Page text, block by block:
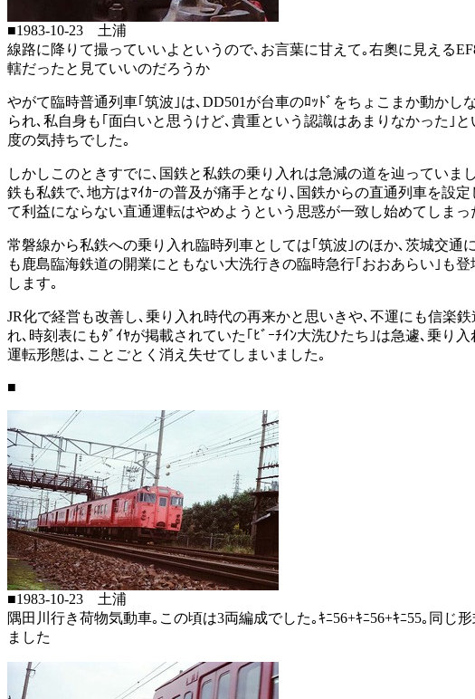
■1983-10-23 土浦
線路に降りて撮っていいよというので､お言葉に甘えて｡右奧に見える
轄だったと見ていいのだろうか
やがて臨時普通列車｢筑波｣は､DD501が台車のﾛｯﾄﾞをちょこまか動か
られ､私自身も｢面白いと思うけど､貴重という認識はあまりなかった｣
度の気持ちでした｡
しかしこのときすでに､国鉄と私鉄の乗り入れは急減の道を辿ってい
鉄も私鉄で､地方はﾏｲｶｰの普及が痛手となり､国鉄からの直通列車を設
て利益にならない直通運転はやめようという思惑が一致し始めてしまっ
常磐線から私鉄への乗り入れ臨時列車としては｢筑波｣のほか､茨城交
も鹿島臨海鉄道の開業にともない大洗行きの臨時急行｢おおあらい｣も
します｡
JR化で経営も改善し､乗り入れ時代の再来かと思いきや､不運にも信楽
れ､時刻表にもﾀﾞｲﾔが掲載されていた｢ﾋﾞｰﾁｲﾝ大洗ひたち｣は急遽､乗
運転形態は､ことごとく消え失せてしまいました｡
■
■1983-10-23 土浦
隅田川行き荷物気動車｡この頃は3両編成でした｡ｷﾆ56+ｷﾆ56+ｷﾆ55｡同
ました